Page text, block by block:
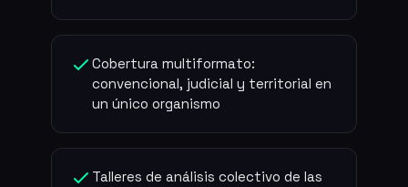
Cobertura multiformato:
convencional, judicial y territorial en
un único organismo
Talleres de análisis colectivo de las